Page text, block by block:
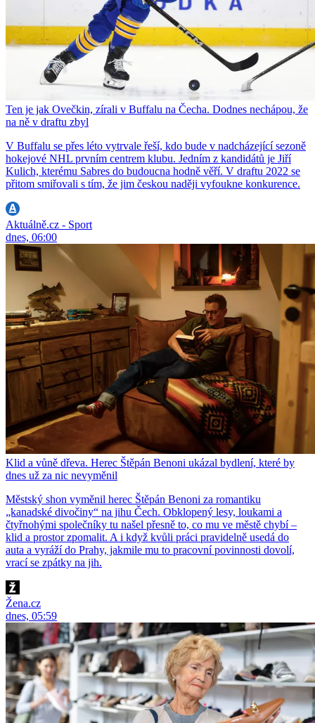
Ten je jak Ovečkin, zírali v Buffalu na Čecha. Dodnes nechápou, že
na ně v draftu zbyl
V Buffalu se přes léto vytrvale řeší, kdo bude v nadcházející sezoně
hokejové NHL prvním centrem klubu. Jedním z kandidátů je Jiří
Kulich, kterému Sabres do budoucna hodně věří. V draftu 2022 se
přitom smiřovali s tím, že jim českou naději vyfoukne konkurence.
Aktuálně.cz - Sport
dnes, 06:00
Klid a vůně dřeva. Herec Štěpán Benoni ukázal bydlení, které by
dnes už za nic nevyměnil
Městský shon vyměnil herec Štěpán Benoni za romantiku
„kanadské divočiny“ na jihu Čech. Obklopený lesy, loukami a
čtyřnohými společníky tu našel přesně to, co mu ve městě chybí –
klid a prostor zpomalit. A i když kvůli práci pravidelně usedá do
auta a vyráží do Prahy, jakmile mu to pracovní povinnosti dovolí,
vrací se zpátky na jih.
Žena.cz
dnes, 05:59